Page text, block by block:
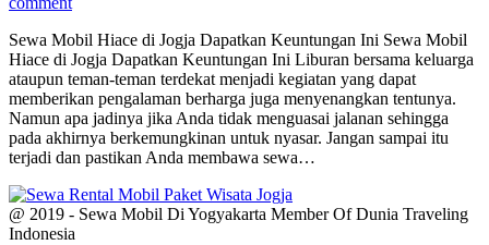
Sewa Mobil Hiace di Jogja Dapatkan Keuntungan Ini Sewa Mobil
Hiace di Jogja Dapatkan Keuntungan Ini Liburan bersama keluarga
ataupun teman-teman terdekat menjadi kegiatan yang dapat
memberikan pengalaman berharga juga menyenangkan tentunya.
Namun apa jadinya jika Anda tidak menguasai jalanan sehingga
pada akhirnya berkemungkinan untuk nyasar. Jangan sampai itu
terjadi dan pastikan Anda membawa sewa…
@ 2019 - Sewa Mobil Di Yogyakarta Member Of Dunia Traveling
Indonesia